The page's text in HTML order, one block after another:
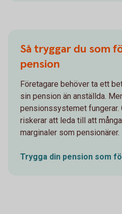
Så tryggar du som
pension
Företagare behöver ta ett
sin pension än anställda.
pensionssystemet fungerar.
riskerar att leda till att
marginaler som pensionärer.
Trygga din pension som